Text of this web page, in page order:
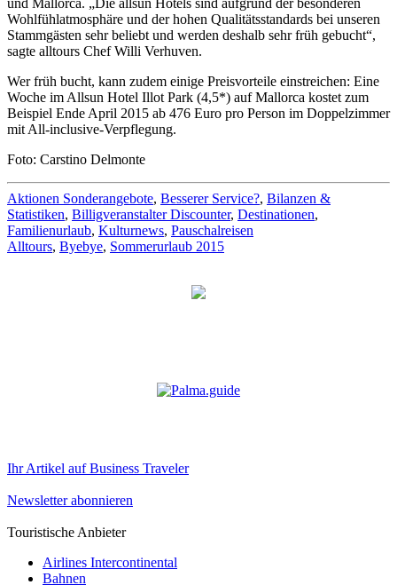
Wohlfühlatmosphäre und der hohen Qualitätsstandards bei unseren
Stammgästen sehr beliebt und werden deshalb sehr früh gebucht“,
sagte alltours Chef Willi Verhuven.
Wer früh bucht, kann zudem einige Preisvorteile einstreichen: Eine
Woche im Allsun Hotel Illot Park (4,5*) auf Mallorca kostet zum
Beispiel Ende April 2015 ab 476 Euro pro Person im Doppelzimmer
mit All-inclusive-Verpflegung.
Foto: Carstino Delmonte
Aktionen Sonderangebote, Besserer Service?, Bilanzen &
Statistiken, Billigveranstalter Discounter, Destinationen,
Familienurlaub, Kulturnews, Pauschalreisen
Alltours, Byebye, Sommerurlaub 2015
Ihr Artikel auf Business Traveler
Newsletter abonnieren
Touristische Anbieter
Airlines Intercontinental
Bahnen